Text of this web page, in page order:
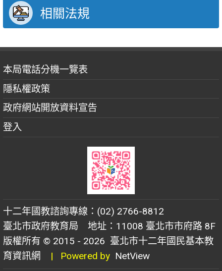
相關法規
本局電話分機一覽表
隱私權政策
政府網站開放資料宣告
登入
十二年國教諮詢專線：(02) 2766-8812
臺北市政府教育局 地址：11008 臺北市市府路 8F
版權所有 © 2015 - 2026 臺北市十二年國民基本教
育資訊網
| Powered by NetView